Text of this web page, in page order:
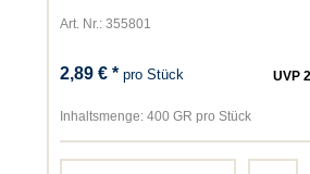
Art. Nr.: 355801
2,89 € * pro Stück UVP
Inhaltsmenge:400 GR pro Stück